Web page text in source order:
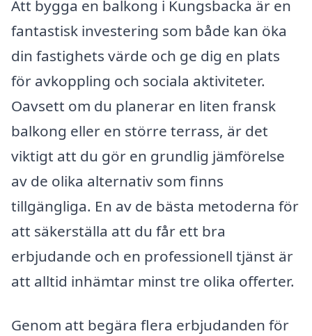
Att bygga en balkong i Kungsbacka är en
fantastisk investering som både kan öka
din fastighets värde och ge dig en plats
för avkoppling och sociala aktiviteter.
Oavsett om du planerar en liten fransk
balkong eller en större terrass, är det
viktigt att du gör en grundlig jämförelse
av de olika alternativ som finns
tillgängliga. En av de bästa metoderna för
att säkerställa att du får ett bra
erbjudande och en professionell tjänst är
att alltid inhämtar minst tre olika offerter.
Genom att begära flera erbjudanden för